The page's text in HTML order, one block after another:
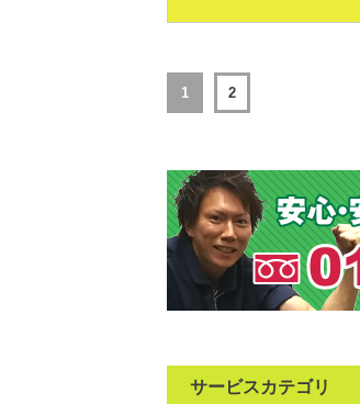
1 2
サービスカテゴリ